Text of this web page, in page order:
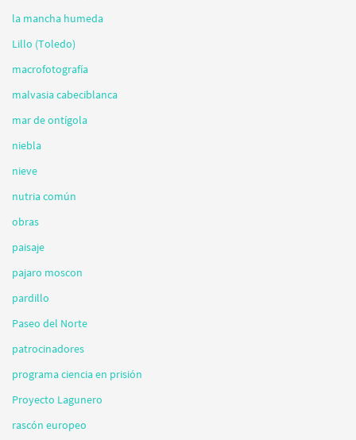
la mancha humeda
Lillo (Toledo)
macrofotografía
malvasia cabeciblanca
mar de ontígola
niebla
nieve
nutria común
obras
paisaje
pajaro moscon
pardillo
Paseo del Norte
patrocinadores
programa ciencia en prisión
Proyecto Lagunero
rascón europeo